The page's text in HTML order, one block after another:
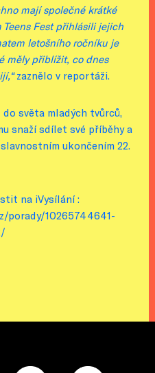
mají společné krátké
Fest přihlásili jejich
letošního ročníku je
měly přiblížit, co dnes
zaznělo v reportáži.
světa mladých tvůrců,
snaží sdílet své příběhy a
ukončením 22.
na iVysílání :
porady/10265744641-